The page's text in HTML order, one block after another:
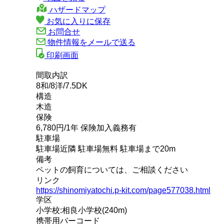
ハザードマップ
お気に入りに保存
お問合せ
物件情報をメールで送る
印刷画面
間取内訳
8和/8洋/7.5DK
構造
木造
保険
6,780円/1年 保険加入義務有
駐車場
駐車場近隣 駐車場無料 駐車場まで20m
備考
ペットの飼育については、ご相談ください
リンク
https://shinomiyatochi.p-kit.com/page577038.html
学区
小学校:相良小学校(240m)
携帯用バーコード